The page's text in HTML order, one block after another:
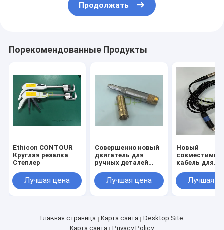
Продолжать
Порекомендованные Продукты
Ethicon CONTOUR
Круглая резалка
Степлер
Лучшая цена
Совершенно новый
двигатель для
ручных деталей
Лучшая цена
Новый
совместимый
кабель для
M2/18-97200
Лучшая
Главная страница Карта сайта
Desktop Site
Карта сайта
Privacy Policy